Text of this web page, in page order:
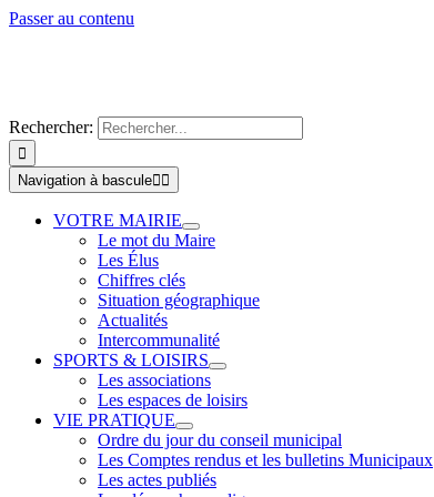
Passer au contenu
Rechercher:
Navigation à bascule
VOTRE MAIRIE
Le mot du Maire
Les Élus
Chiffres clés
Situation géographique
Actualités
Intercommunalité
SPORTS & LOISIRS
Les associations
Les espaces de loisirs
VIE PRATIQUE
Ordre du jour du conseil municipal
Les Comptes rendus et les bulletins Municipaux
Les actes publiés